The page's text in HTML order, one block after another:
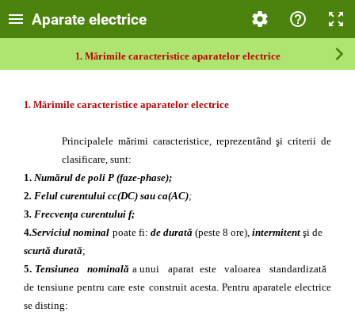
Aparate electrice
1. Mărimile caracteristice aparatelor electrice
1. Mărimile caracteristice aparatelor electrice
Principalele mărimi caracteristice, reprezentând şi criterii de
clasificare, sunt:
1. Numărul de poli P (faze-phase);
2. Felul curentului cc(DC) sau ca(AC);
3. Frecvenţa curentului f;
4.Serviciul nominal poate fi: de durată (peste 8 ore), intermitent şi de
scurtă durată;
5. Tensiunea nominală a unui aparat este valoarea standardizată
de tensiune pentru care este construit acesta. Pentru aparatele electrice
se disting: